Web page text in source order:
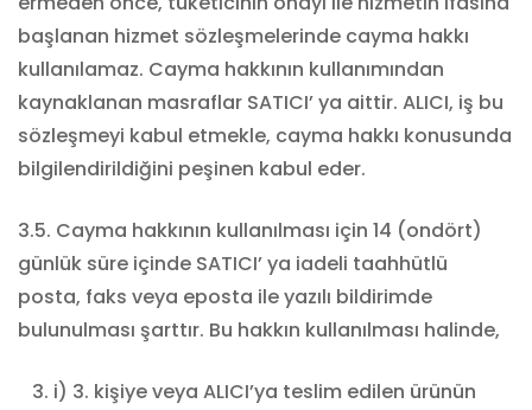
başlanan hizmet sözleşmelerinde cayma hakkı
kullanılamaz. Cayma hakkının kullanımından
kaynaklanan masraflar SATICI’ ya aittir. ALICI, iş bu
sözleşmeyi kabul etmekle, cayma hakkı konusunda
bilgilendirildiğini peşinen kabul eder.
3.5. Cayma hakkının kullanılması için 14 (ondört)
günlük süre içinde SATICI’ ya iadeli taahhütlü
posta, faks veya eposta ile yazılı bildirimde
bulunulması şarttır. Bu hakkın kullanılması halinde,
i) 3. kişiye veya ALICI’ya teslim edilen ürünün